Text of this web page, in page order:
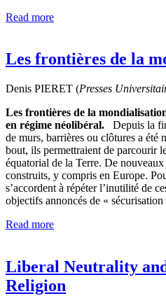
Read more
Les frontières de la
Denis PIERET (Presses
Les frontières de la
en régime néolibéral.
Depuis la
de murs, barrières ou clôtures a
bout, ils permettraient de parcourir
équatorial de la Terre. De nouveaux
construits, y compris en Europe.
s’accordent à répéter l’inutilité de
objectifs annoncés de «
Read more
Liberal Neutrality
Religion